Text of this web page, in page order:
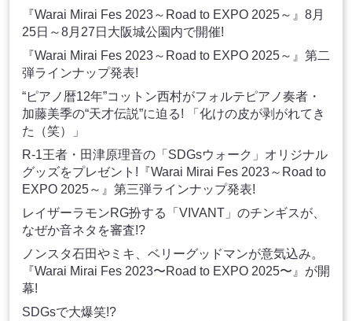
『Warai Mirai Fes 2023～Road to EXPO 2025～』8月
25日～8月27日大阪城公園内で開催!
『Warai Mirai Fes 2023～Road to EXPO 2025～』第二
弾ラインナップ発表!
“ピアノ暦12年”コットン西村がフォルテピアノ奏者・
加藤美季の“天才伝説”に迫る! 「化けの皮が剥がれてき
た（笑）」
R-1王者・田津原理音の「SDGsウォーク」オリジナル
グッズをプレゼント!『Warai Mirai Fes 2023～Road to
EXPO 2025～』第三弾ラインナップ発表!
レイザーラモンRG扮する「VIVANT」のチンギスが、
なぜか音ネタを審査!?
ノンスタ石田やミキ、ベリーグッドマンが意気込み。
『Warai Mirai Fes 2023〜Road to EXPO 2025〜』が開
幕!
SDGsで大爆笑!?